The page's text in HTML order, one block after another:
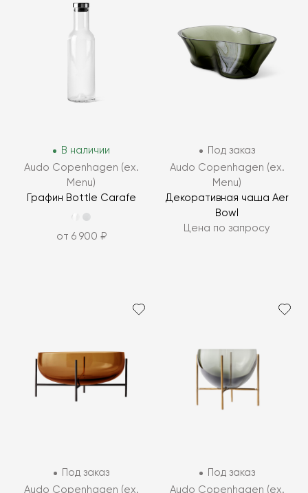
В наличии
Audo Copenhagen (ex.
Menu)
Графин Bottle Carafe
от 6 900 ₽
Под заказ
Audo Copenhagen (ex.
Menu)
Декоративная чаша Aer
Bowl
Цена по запросу
Под заказ
Audo Copenhagen (ex.
Под заказ
Audo Copenhagen (ex.